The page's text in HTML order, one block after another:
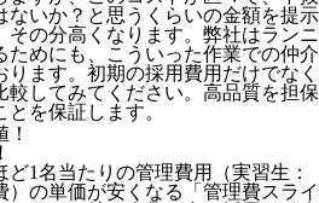
ないか？と思うくらいの金額を提示
その分高くなります。弊社はランニ
ためにも、こういった作業での仲介
ます。 初期の採用費用だけでなく
してみてください。 高品質を担保
を保証します。
ど1名当たりの管理費用（実習生：
）の単価が安くなる「管理費スライ